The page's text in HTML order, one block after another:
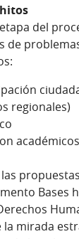
del
de
regionales)
Bases
mirada